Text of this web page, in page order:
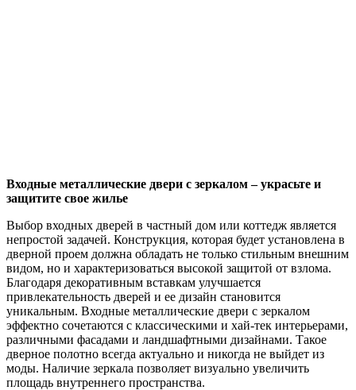
Входные металлические двери с зеркалом – украсьте и
защитите свое жилье
Выбор входных дверей в частный дом или коттедж является
непростой задачей. Конструкция, которая будет установлена в
дверной проем должна обладать не только стильным внешним
видом, но и характеризоваться высокой защитой от взлома.
Благодаря декоративным вставкам улучшается
привлекательность дверей и ее дизайн становится
уникальным. Входные металлические двери с зеркалом
эффектно сочетаются с классическими и хай-тек интерьерами,
различными фасадами и ландшафтными дизайнами. Такое
дверное полотно всегда актуально и никогда не выйдет из
моды. Наличие зеркала позволяет визуально увеличить
площадь внутреннего пространства.